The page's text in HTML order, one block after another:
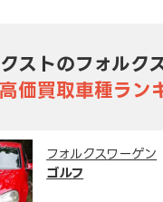
ストのフォルク
高価買取車種ラン
フォルクスワーゲン
ゴルフ